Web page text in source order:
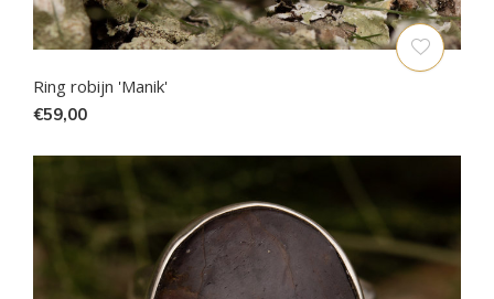
Ring robijn 'Manik'
€59,00